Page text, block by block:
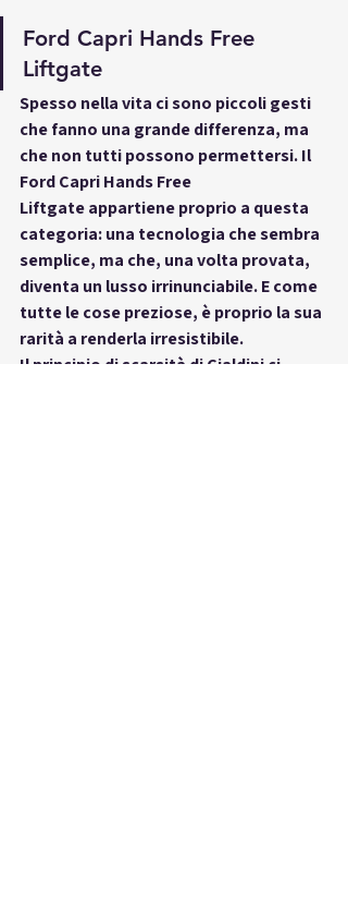
Ford Capri Hands Free
Liftgate
Spesso nella vita ci sono piccoli gesti
che fanno una grande differenza, ma
che non tutti possono permettersi. Il
Ford Capri Hands Free
Liftgate appartiene proprio a questa
categoria: una tecnologia che sembra
semplice, ma che, una volta provata,
diventa un lusso irrinunciabile. E come
tutte le cose preziose, è proprio la sua
rarità a renderla irresistibile.
Il principio di scarsità di Cialdini ci